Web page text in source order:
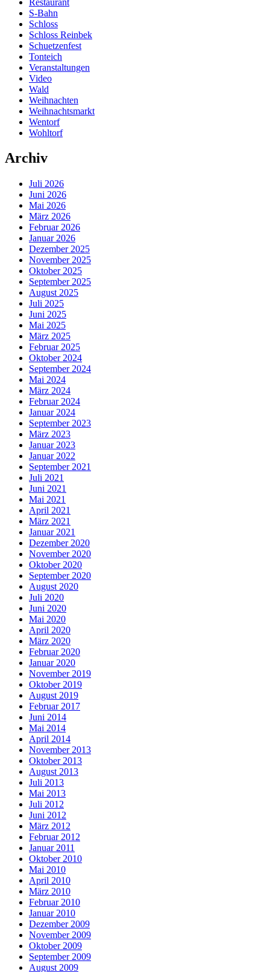
S-Bahn
Schloss
Schloss Reinbek
Schuetzenfest
Tonteich
Veranstaltungen
Video
Wald
Weihnachten
Weihnachtsmarkt
Wentorf
Wohltorf
Archiv
Juli 2026
Juni 2026
Mai 2026
März 2026
Februar 2026
Januar 2026
Dezember 2025
November 2025
Oktober 2025
September 2025
August 2025
Juli 2025
Juni 2025
Mai 2025
März 2025
Februar 2025
Oktober 2024
September 2024
Mai 2024
März 2024
Februar 2024
Januar 2024
September 2023
März 2023
Januar 2023
Januar 2022
September 2021
Juli 2021
Juni 2021
Mai 2021
April 2021
März 2021
Januar 2021
Dezember 2020
November 2020
Oktober 2020
September 2020
August 2020
Juli 2020
Juni 2020
Mai 2020
April 2020
März 2020
Februar 2020
Januar 2020
November 2019
Oktober 2019
August 2019
Februar 2017
Juni 2014
Mai 2014
April 2014
November 2013
Oktober 2013
August 2013
Juli 2013
Mai 2013
Juli 2012
Juni 2012
März 2012
Februar 2012
Januar 2011
Oktober 2010
Mai 2010
April 2010
März 2010
Februar 2010
Januar 2010
Dezember 2009
November 2009
Oktober 2009
September 2009
August 2009